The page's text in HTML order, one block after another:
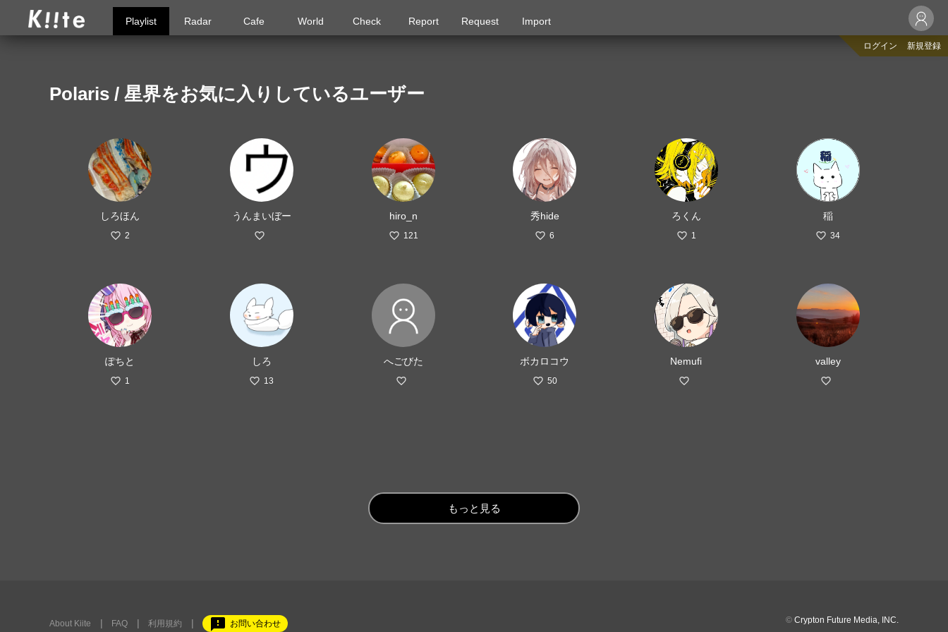
Playlist Radar Cafe World Check Report Request Import
ログイン 新規登録
Polaris / 星界をお気に入りしているユーザー
しろほん
2
うんまいぼー hiro_n
121
秀hide
6
ろくん
1
稲
34
ぽちと
1
しろ
13
へごびた ボカロコウ
50
Nemufi valley
もっと見る
About Kiite FAQ 利用規約 feedback お問い合わせ © Crypton Future Media, INC.